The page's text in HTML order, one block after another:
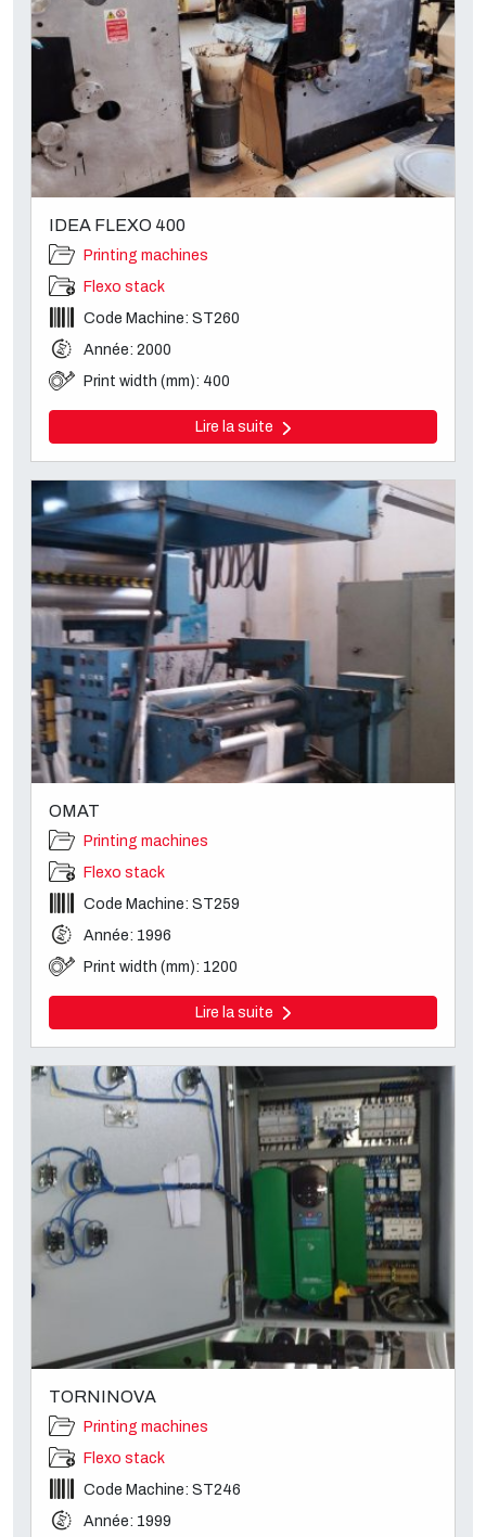
IDEA FLEXO 400
Printing machines
Flexo stack
Code Machine: ST260
Année: 2000
Print width (mm): 400
Lire la suite
OMAT
Printing machines
Flexo stack
Code Machine: ST259
Année: 1996
Print width (mm): 1200
Lire la suite
TORNINOVA
Printing machines
Flexo stack
Code Machine: ST246
Année: 1999